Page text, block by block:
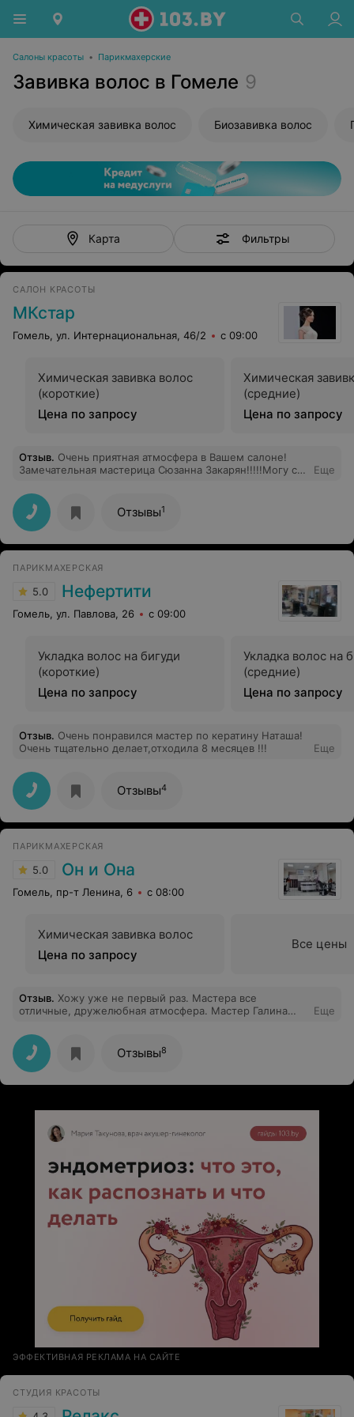
Салоны красоты • Парикмахерские
Завивка волос в Гомеле 9
Химическая завивка волос Биозавивка волос
Карта Фильтры
САЛОН КРАСОТЫ
МКстар
Гомель, ул. Интернациональная, 46/2 с 09:00
Химическая завивка волос
(короткие)
Цена по запросу
Химическая
(средние)
Цена по запросу
Отзыв. Очень приятная атмосфера в Вашем салоне!
Замечательная мастерица Сюзанна Закарян!!!!!Могу с
Гомеле нашла того человека,который без лишних слов
понимает, как выполнить стрижку,чтобы клиент
остался доволен!
Еще
Отзывы1
ПАРИКМАХЕРСКАЯ
5.0 Нефертити
Гомель, ул. Павлова, 26 с 09:00
Укладка волос на бигуди
(короткие)
Цена по запросу
Укладка волос на
(средние)
Цена по запросу
Отзыв. Очень понравился мастер по кератину Наташа!
Очень тщательно делает,отходила 8 месяцев !!!
Еще
Отзывы4
ПАРИКМАХЕРСКАЯ
5.0 Он и Она
Гомель, пр-т Ленина, 6 с 08:00
Химическая завивка волос
Цена по запросу
Все цены
Отзыв. Хожу уже не первый раз. Мастера все
отличные, дружелюбная атмосфера. Мастер Галина
сделать. Очень понравилась. И отмечу ещё мастера
Лою. В общем, рекомендую)
Еще
Отзывы8
ЭФФЕКТИВНАЯ РЕКЛАМА НА САЙТЕ
СТУДИЯ КРАСОТЫ